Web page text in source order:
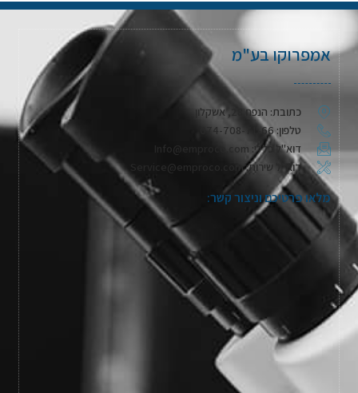
אמפרוקו בע"מ
כתובת: הנפח 28, אשקלון
טלפון: 074-708-71-66
דוא"ל כללי: Info@emproco.com
דוא"ל שירות: Service@emproco.com
מלאו פרטיכם וניצור קשר: